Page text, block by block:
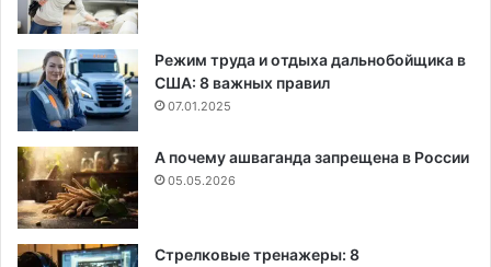
Режим труда и отдыха дальнобойщика в
США: 8 важных правил
07.01.2025
А почему ашваганда запрещена в России
05.05.2026
Стрелковые тренажеры: 8